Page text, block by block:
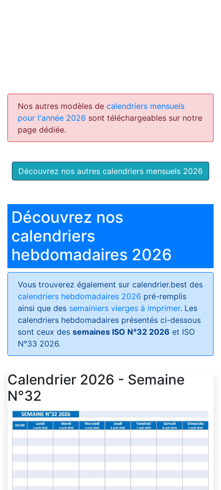
Nos autres modèles de calendriers mensuels
pour l'année 2026 sont téléchargeables sur notre
page dédiée.
Découvrez nos autres calendriers mensuels 2026
Découvrez nos
calendriers
hebdomadaires 2026
Vous trouverez également sur calendrier.best des
calendriers hebdomadaires 2026 pré-remplis
ainsi que des semainiers vierges à imprimer. Les
calendriers hebdomadaires présentés ci-dessous
sont ceux des semaines ISO N°32 2026 et ISO
N°33 2026.
Calendrier 2026 - Semaine
N°32